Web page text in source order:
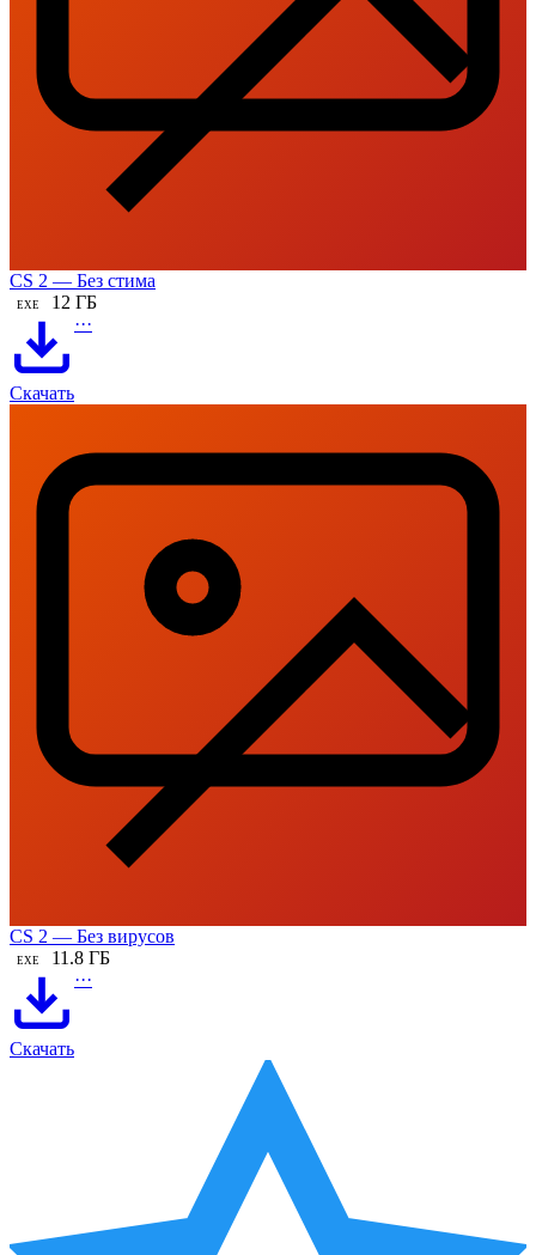
CS 2 — Без стима
EXE 12 ГБ
Скачать
···
CS 2 — Без вирусов
EXE 11.8 ГБ
Скачать
···